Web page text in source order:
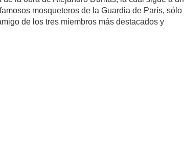
mosqueteros de la Guardia de París, sólo
de los tres miembros más destacados y